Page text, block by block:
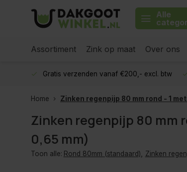
Alle
Assortiment Zink op maat Over ons
Gratis verzenden vanaf €200,- excl. btw
Home Zinken regenpijp 80 mm rond - 1
Zinken regenpijp 80 mm
0,65 mm)
Toon alle: Rond 80mm (standaard) Zinken